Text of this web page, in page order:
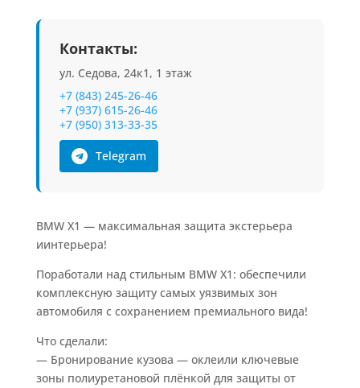
Контакты:
ул. Седова, 24к1, 1 этаж
+7 (843) 245-26-46
+7 (937) 615-26-46
+7 (950) 313-33-35
Telegram
BMW X1 — максимальная защита экстерьера
иинтерьера!
Поработали над стильным BMW X1: обеспечили
комплексную защиту самых уязвимых зон
автомобиля с сохранением премиального вида!
Что сделали:
— Бронирование кузова — оклеили ключевые
зоны полиуретановой плёнкой для защиты от